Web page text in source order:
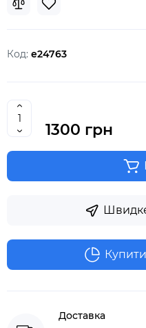
Код: e24763
1300 грн
Доставка